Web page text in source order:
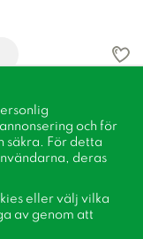
och för
säkra. För detta
deras
eller välj vilka
av genom att